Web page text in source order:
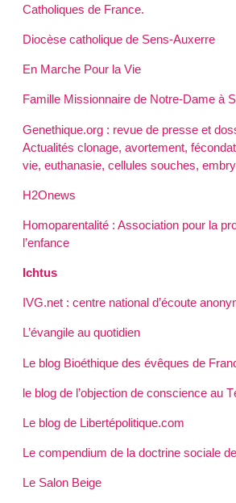
Catholiques de France.
Diocèse catholique de Sens-Auxerre
En Marche Pour la Vie
Famille Missionnaire de Notre-Dame à
Genethique.org : revue de presse et
Actualités clonage, avortement,
vie, euthanasie, cellules souches,
H2Onews
Homoparentalité : Association pour la
l’enfance
Ichtus
IVG.net : centre national d’écoute
L’évangile au quotidien
Le blog Bioéthique des évêques de
le blog de l’objection de conscience au
Le blog de Libertépolitique.com
Le compendium de la doctrine sociale
Le Salon Beige